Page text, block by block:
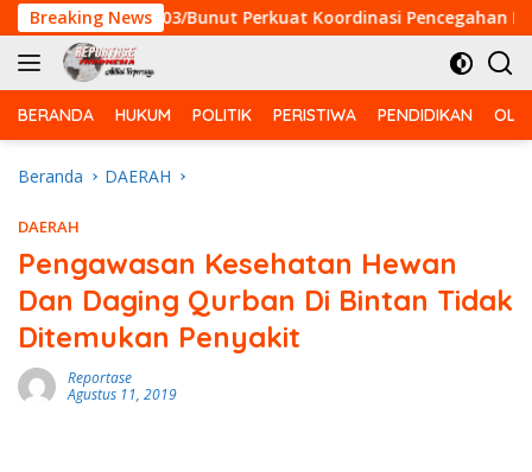
Langsung
ke
konten
Breaking News
Koramil 03/Bunut Perkuat Koordinasi Pencegahan Karhutla
BERANDA HUKUM POLITIK PERISTIWA PENDIDIKAN
Beranda DAERAH
DAERAH
Pengawasan Kesehatan Hewan
Dan Daging Qurban Di Bintan Tidak
Ditemukan Penyakit
Reportase
Agustus 11, 2019